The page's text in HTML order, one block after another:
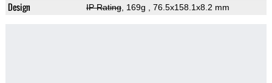
Design IP Rating, 169g , 76.5x158.1x8.2 mm